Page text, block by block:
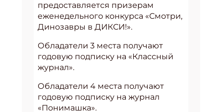
предоставляется призерам
еженедельного конкурса «Смотри,
Динозавры в ДИКСИ!».
Обладатели 3 места получают
годовую подписку на «Классный
журнал».
Обладатели 4 места получают
годовую подписку на журнал
«Понимашка».